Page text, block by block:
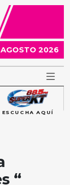
2026
ESCUCHA AQUÍ
“